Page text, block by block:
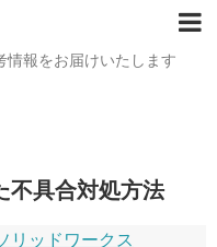
情報をお届けいたします
具合対処方法
リッドワークス